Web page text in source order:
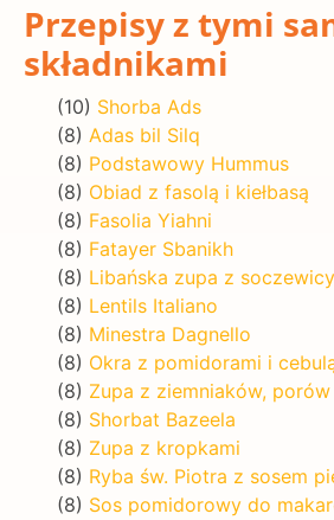
Przepisy z tymi
składnikami
(10) Shorba Ads
(8) Adas bil Silq
(8) Podstawowy Hummus
(8) Obiad z fasolą i kiełbasą
(8) Fasolia Yiahni
(8) Fatayer Sbanikh
(8) Libańska zupa z soczewicy
(8) Lentils Italiano
(8) Minestra Dagnello
(8) Okra z pomidorami i
(8) Zupa z ziemniaków,
(8) Shorbat Bazeela
(8) Zupa z kropkami
(8) Ryba św. Piotra z sosem
(8) Sos pomidorowy do